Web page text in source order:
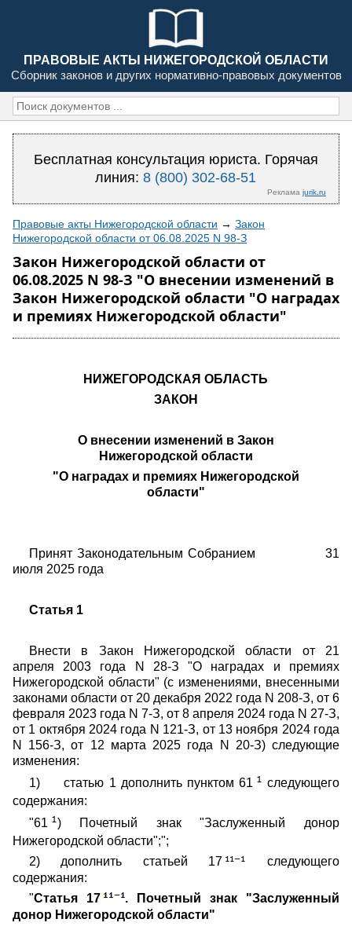
ПРАВОВЫЕ АКТЫ НИЖЕГОРОДСКОЙ ОБЛАСТИ
Сборник законов и других нормативно-правовых документов
Бесплатная консультация юриста. Горячая
линия:8 (800) 302-68-51
Реклама jurik.ru
Правовые акты Нижегородской области → Закон
Нижегородской области от 06.08.2025 N 98-З
Закон Нижегородской области от
06.08.2025 N 98-З "О внесении изменений в
Закон Нижегородской области "О наградах
и премиях Нижегородской области"
НИЖЕГОРОДСКАЯ ОБЛАСТЬ
ЗАКОН
О внесении изменений в Закон
Нижегородской области
"О наградах и премиях Нижегородской
области"
Принят Законодательным Собранием 31
июля 2025 года
Статья 1
Внести в Закон Нижегородской области от 21
апреля 2003 года N 28-З "О наградах и премиях
Нижегородской области" (с изменениями, внесенными
законами области от 20 декабря 2022 года N 208-З, от 6
февраля 2023 года N 7-З, от 8 апреля 2024 года N 27-З,
от 1 октября 2024 года N 121-З, от 13 ноября 2024 года
N 156-З, от 12 марта 2025 года N 20-З) следующие
изменения:
1)
статью 1 дополнить пунктом 61
следующего
содержания:
"61
) Почетный знак "Заслуженный донор
Нижегородской области";";
2) дополнить статьей 17
следующего
содержания:
"Статья 17 .
Почетный знак "Заслуженный
донор Нижегородской области"